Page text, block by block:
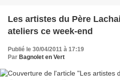
Les artistes du Père
ateliers ce week-end
Publié le 30/04/2011 à 17:19
Par Bagnolet en Vert